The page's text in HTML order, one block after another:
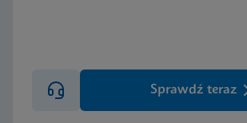
Sprawdź teraz